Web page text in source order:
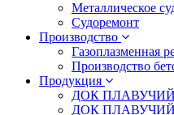
Металлическое
Судоремонт
Производство
Газоплазменная
Производство
Продукция
ДОК
ДОК